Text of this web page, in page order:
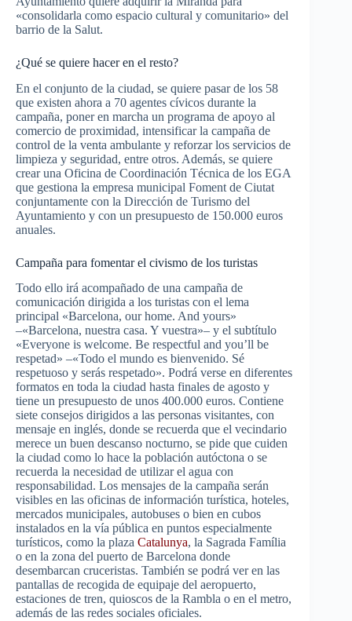
«consolidarla como espacio cultural y comunitario» del
barrio de la Salut.
¿Qué se quiere hacer en el resto?
En el conjunto de la ciudad, se quiere pasar de los 58
que existen ahora a 70 agentes cívicos durante la
campaña, poner en marcha un programa de apoyo al
comercio de proximidad, intensificar la campaña de
control de la venta ambulante y reforzar los servicios de
limpieza y seguridad, entre otros. Además, se quiere
crear una Oficina de Coordinación Técnica de los EGA
que gestiona la empresa municipal Foment de Ciutat
conjuntamente con la Dirección de Turismo del
Ayuntamiento y con un presupuesto de 150.000 euros
anuales.
Campaña para fomentar el civismo de los turistas
Todo ello irá acompañado de una campaña de
comunicación dirigida a los turistas con el lema
principal «Barcelona, ​​our home. And yours»
–«Barcelona, ​​nuestra casa. Y vuestra»– y el subtítulo
«Everyone is welcome. Be respectful and you’ll be
respetad» –«Todo el mundo es bienvenido. Sé
respetuoso y serás respetado». Podrá verse en diferentes
formatos en toda la ciudad hasta finales de agosto y
tiene un presupuesto de unos 400.000 euros. Contiene
siete consejos dirigidos a las personas visitantes, con
mensaje en inglés, donde se recuerda que el vecindario
merece un buen descanso nocturno, se pide que cuiden
la ciudad como lo hace la población autóctona o se
recuerda la necesidad de utilizar el agua con
responsabilidad. Los mensajes de la campaña serán
visibles en las oficinas de información turística, hoteles,
mercados municipales, autobuses o bien en cubos
instalados en la vía pública en puntos especialmente
turísticos, como la plaza Catalunya, la Sagrada Família
o en la zona del puerto de Barcelona donde
desembarcan cruceristas. También se podrá ver en las
pantallas de recogida de equipaje del aeropuerto,
estaciones de tren, quioscos de la Rambla o en el metro,
además de las redes sociales oficiales.